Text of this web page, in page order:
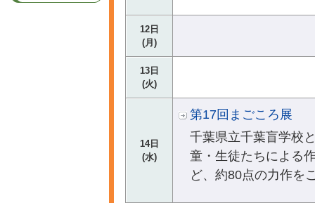
12日
(月)
13日
(火)
14日
(水)
第17回まごころ展
千葉県立千葉盲学校
童・生徒たちによる
ど、約80点の力作を